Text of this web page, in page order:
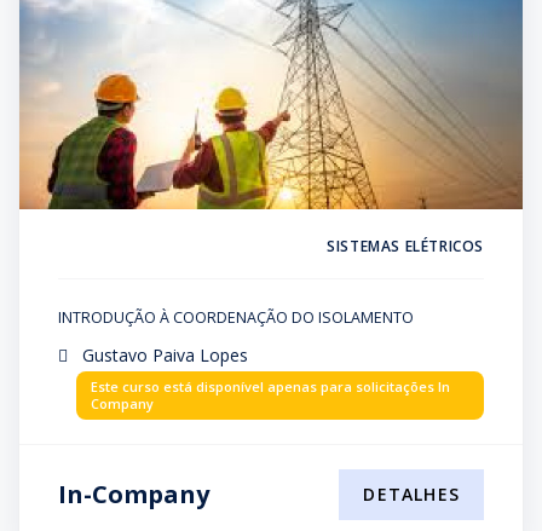
SISTEMAS ELÉTRICOS
INTRODUÇÃO À COORDENAÇÃO DO ISOLAMENTO
Gustavo Paiva Lopes
Este curso está disponível apenas para solicitações In
Company
In-Company DETALHES